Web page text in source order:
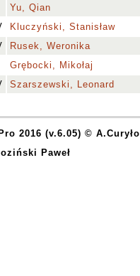
Yu, Qian
Kluczyński, Stanisław
Rusek, Weronika
Grębocki, Mikołaj
Szarszewski, Leonard
2016 (v.6.05) © A.Curyło
Paweł